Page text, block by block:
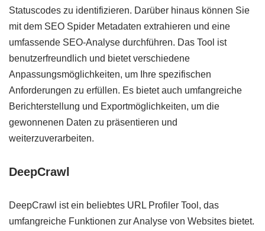
Statuscodes zu identifizieren. Darüber hinaus können Sie
mit dem SEO Spider Metadaten extrahieren und eine
umfassende SEO-Analyse durchführen. Das Tool ist
benutzerfreundlich und bietet verschiedene
Anpassungsmöglichkeiten, um Ihre spezifischen
Anforderungen zu erfüllen. Es bietet auch umfangreiche
Berichterstellung und Exportmöglichkeiten, um die
gewonnenen Daten zu präsentieren und
weiterzuverarbeiten.
DeepCrawl
DeepCrawl ist ein beliebtes URL Profiler Tool, das
umfangreiche Funktionen zur Analyse von Websites bietet.